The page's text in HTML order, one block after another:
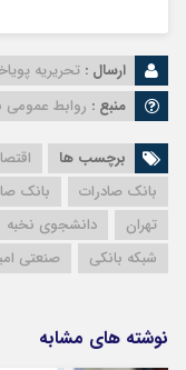
ارسال : تحریریه
منبع : روابط عمومی
برچسب ها
بانک صادرات
بانک
تهران
دانشجوی نخبه
شبکه بانکی
صنعتی
نوشته های مشابه